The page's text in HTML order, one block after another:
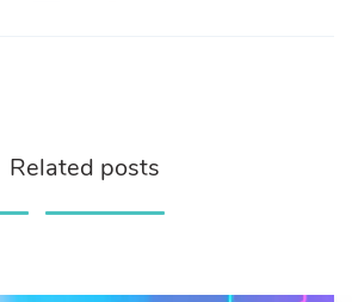
Related posts